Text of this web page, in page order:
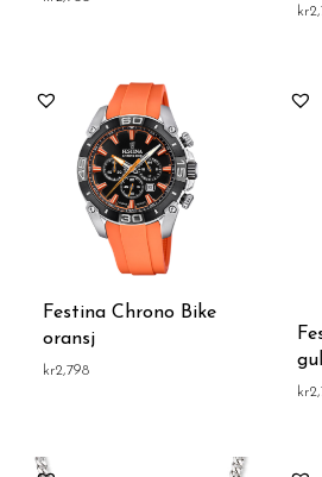
kr
Festina Chrono Bike
oransj
kr2,798
gul
kr